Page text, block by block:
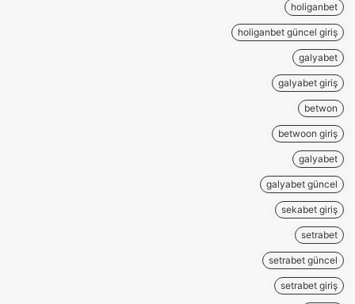
holiganbet
holiganbet güncel giriş
galyabet
galyabet giriş
betwon
betwoon giriş
galyabet
galyabet güncel
sekabet giriş
setrabet
setrabet güncel
setrabet giriş